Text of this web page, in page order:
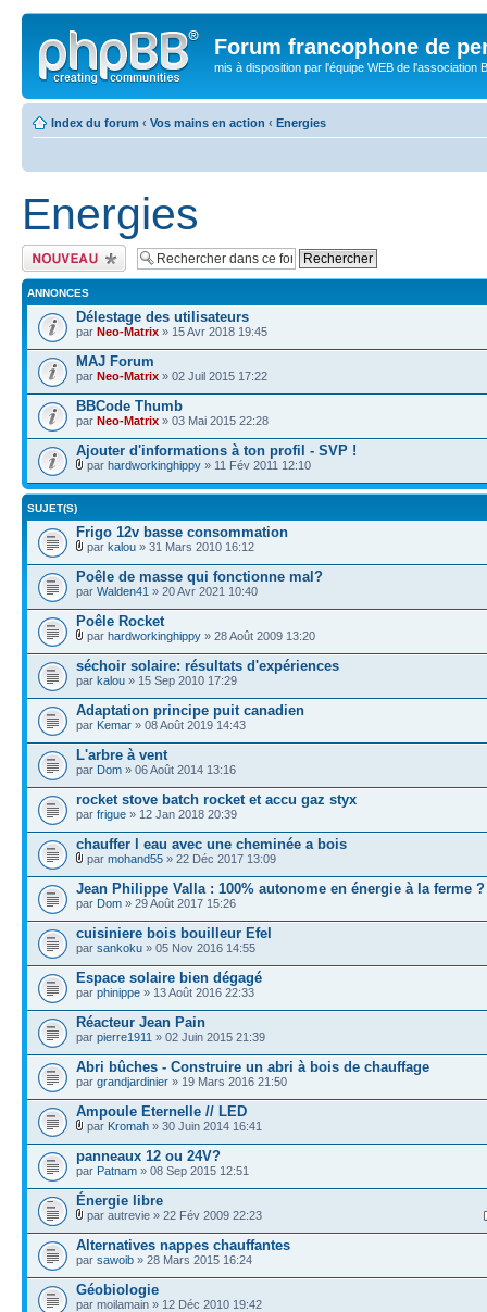
Forum francophone de
mis à disposition par l'équipe WEB de l'association
Index du forum ‹ Vos mains en action ‹ Energies
Energies
Publier un nouveau
sujet
ANNONCES
Délestage des utilisateurs
par Neo-Matrix » 15 Avr 2018 19:45
MAJ Forum
par Neo-Matrix » 02 Juil 2015 17:22
BBCode Thumb
par Neo-Matrix » 03 Mai 2015 22:28
Ajouter d'informations à ton profil - SVP !
par hardworkinghippy » 11 Fév 2011 12:10
SUJET(S)
Frigo 12v basse consommation
par kalou » 31 Mars 2010 16:12
Poêle de masse qui fonctionne mal?
par Walden41 » 20 Avr 2021 10:40
Poêle Rocket
par hardworkinghippy » 28 Août 2009 13:20
séchoir solaire: résultats d'expériences
par kalou » 15 Sep 2010 17:29
Adaptation principe puit canadien
par Kemar » 08 Août 2019 14:43
L'arbre à vent
par Dom » 06 Août 2014 13:16
rocket stove batch rocket et accu gaz styx
par frigue » 12 Jan 2018 20:39
chauffer l eau avec une cheminée a bois
par mohand55 » 22 Déc 2017 13:09
Jean Philippe Valla : 100% autonome en énergie à la ferme ?
par Dom » 29 Août 2017 15:26
cuisiniere bois bouilleur Efel
par sankoku » 05 Nov 2016 14:55
Espace solaire bien dégagé
par phinippe » 13 Août 2016 22:33
Réacteur Jean Pain
par pierre1911 » 02 Juin 2015 21:39
Abri bûches - Construire un abri à bois de chauffage
par grandjardinier » 19 Mars 2016 21:50
Ampoule Eternelle // LED
par Kromah » 30 Juin 2014 16:41
panneaux 12 ou 24V?
par Patnam » 08 Sep 2015 12:51
Énergie libre
par autrevie » 22 Fév 2009 22:23
Alternatives nappes chauffantes
par sawoib » 28 Mars 2015 16:24
Géobiologie
par moilamain » 12 Déc 2010 19:42